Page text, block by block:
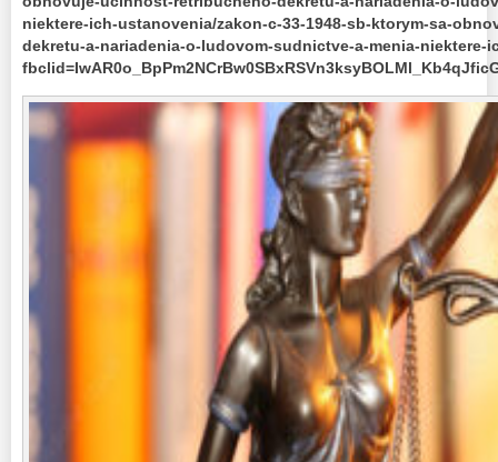
niektere-ich-ustanovenia/zakon-c-33-1948-sb-ktorym-sa-
dekretu-a-nariadenia-o-ludovom-sudnictve-a-menia-niektere-